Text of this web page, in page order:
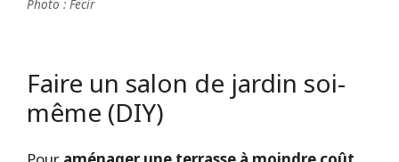
Photo : Fecir
Faire un salon de jardin soi-
même (DIY)